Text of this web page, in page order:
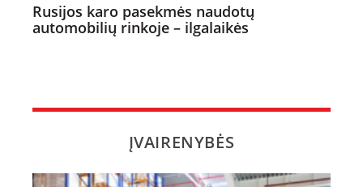
Rusijos karo pasekmės naudotų
automobilių rinkoje – ilgalaikės
ĮVAIRENYBĖS